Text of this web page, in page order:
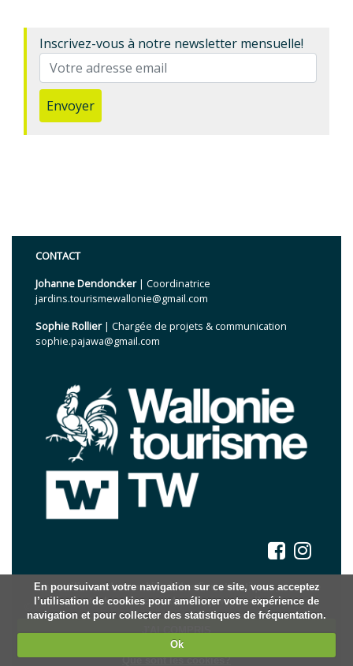
Inscrivez-vous à notre newsletter mensuelle!
Envoyer
CONTACT
Johanne Dendoncker| Coordinatrice
jardins.tourismewallonie@gmail.com
Sophie Rollier| Chargée de projets & communication
sophie.pajawa@gmail.com
© Parcs et Jardins de Wallonie, 2026.
Mentions légales
Statuts
Nous utilisons des cookies à des fins statistiques, nous ne
stockons aucune donnée personnelle.
J'AI COMPRIS
Que sont les cookies?
En poursuivant votre navigation sur ce site, vous acceptez
l’utilisation de cookies pour améliorer votre expérience de
navigation et pour collecter des statistiques de fréquentation.
Ok